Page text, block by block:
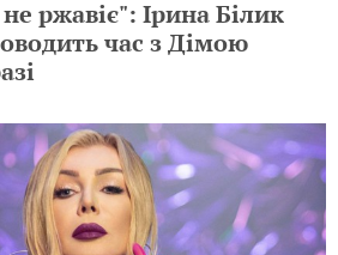
ржавіє": Ірина Білик
час з Дімою